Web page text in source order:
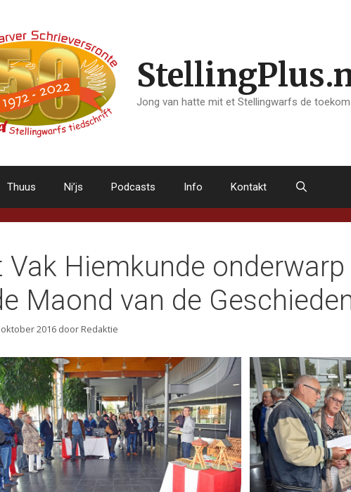
Jong van hatte mit et Stellingwarfs de
Thuus Ni’js Podcasts Info Kontakt
Vak Hiemkunde
Maond van de
2016 door Redaktie